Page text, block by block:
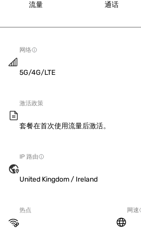
流量 通话
网络
5G/4G/LTE
激活政策
套餐在首次使用流量后激活。
IP 路由
United Kingdom / Ireland
热点 网速